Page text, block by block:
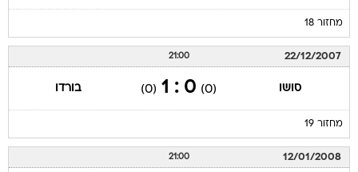
מחזור 18
22/12/2007
21:00
סושו (0)
0 : 1
(0) בורדו
מחזור 19
12/01/2008
21:00